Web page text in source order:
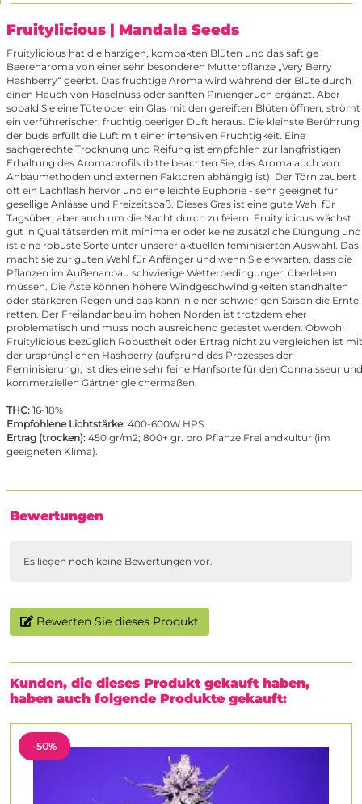
Fruitylicious | Mandala Seeds
Fruitylicious hat die harzigen, kompakten Blüten und das saftige
Beerenaroma von einer sehr besonderen Mutterpflanze „Very Berry
Hashberry“ geerbt. Das fruchtige Aroma wird während der Blüte durch
einen Hauch von Haselnuss oder sanften Piniengeruch ergänzt. Aber
sobald Sie eine Tüte oder ein Glas mit den gereiften Blüten öffnen, strömt
ein verführerischer, fruchtig beeriger Duft heraus. Die kleinste Berührung
der buds erfüllt die Luft mit einer intensiven Fruchtigkeit. Eine
sachgerechte Trocknung und Reifung ist empfohlen zur langfristigen
Erhaltung des Aromaprofils (bitte beachten Sie, das Aroma auch von
Anbaumethoden und externen Faktoren abhängig ist). Der Törn zaubert
oft ein Lachflash hervor und eine leichte Euphorie - sehr geeignet für
gesellige Anlässe und Freizeitspaß. Dieses Gras ist eine gute Wahl für
Tagsüber, aber auch um die Nacht durch zu feiern. Fruitylicious wächst
gut in Qualitätserden mit minimaler oder keine zusätzliche Düngung und
ist eine robuste Sorte unter unserer aktuellen feminisierten Auswahl. Das
macht sie zur guten Wahl für Anfänger und wenn Sie erwarten, dass die
Pflanzen im Außenanbau schwierige Wetterbedingungen überleben
müssen. Die Äste können höhere Windgeschwindigkeiten standhalten
oder stärkeren Regen und das kann in einer schwierigen Saison die Ernte
retten. Der Freilandanbau im hohen Norden ist trotzdem eher
problematisch und muss noch ausreichend getestet werden. Obwohl
Fruitylicious bezüglich Robustheit oder Ertrag nicht zu vergleichen ist mit
der ursprünglichen Hashberry (aufgrund des Prozesses der
Feminisierung), ist dies eine sehr feine Hanfsorte für den Connaisseur und
kommerziellen Gärtner gleichermaßen.
THC: 16-18%
Empfohlene Lichtstärke: 400-600W HPS
Ertrag (trocken): 450 gr/m2; 800+ gr. pro Pflanze Freilandkultur (im
geeigneten Klima).
Bewertungen
Es liegen noch keine Bewertungen vor.
Bewerten Sie dieses Produkt
Kunden, die dieses Produkt gekauft haben,
haben auch folgende Produkte gekauft:
-50%